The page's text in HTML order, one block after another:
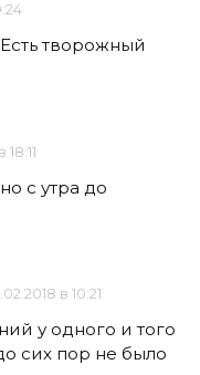
творожный
с утра до
в 10:21
у одного и того
сих пор не было